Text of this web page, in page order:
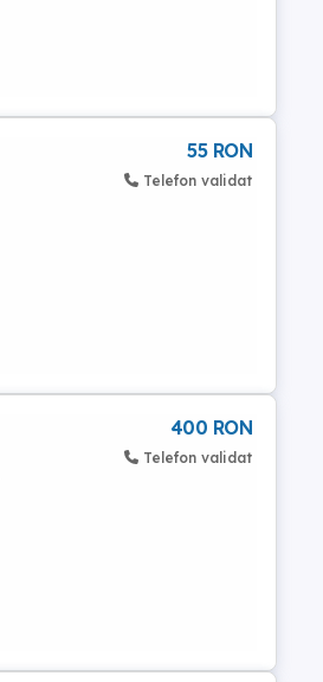
55 RON
Telefon validat
400 RON
Telefon validat